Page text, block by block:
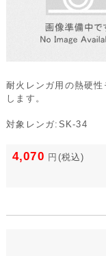
耐火レンガ用の熱硬
します。
対象レンガ:SK-34
4,070 円 (税込)